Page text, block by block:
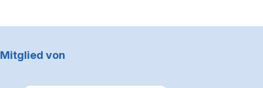
Mitglied von